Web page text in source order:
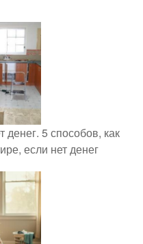
денег. 5 способов, как
если нет денег